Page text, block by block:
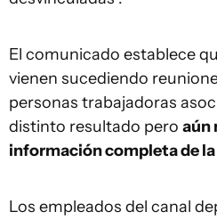
El comunicado establece
vienen sucediendo
personas trabajadoras
distinto resultado pero aún
información completa de
Los empleados del canal